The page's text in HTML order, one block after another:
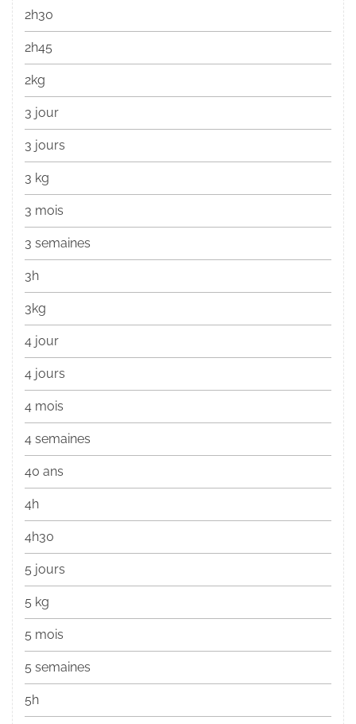
2h30
2h45
2kg
3 jour
3 jours
3 kg
3 mois
3 semaines
3h
3kg
4 jour
4 jours
4 mois
4 semaines
40 ans
4h
4h30
5 jours
5 kg
5 mois
5 semaines
5h